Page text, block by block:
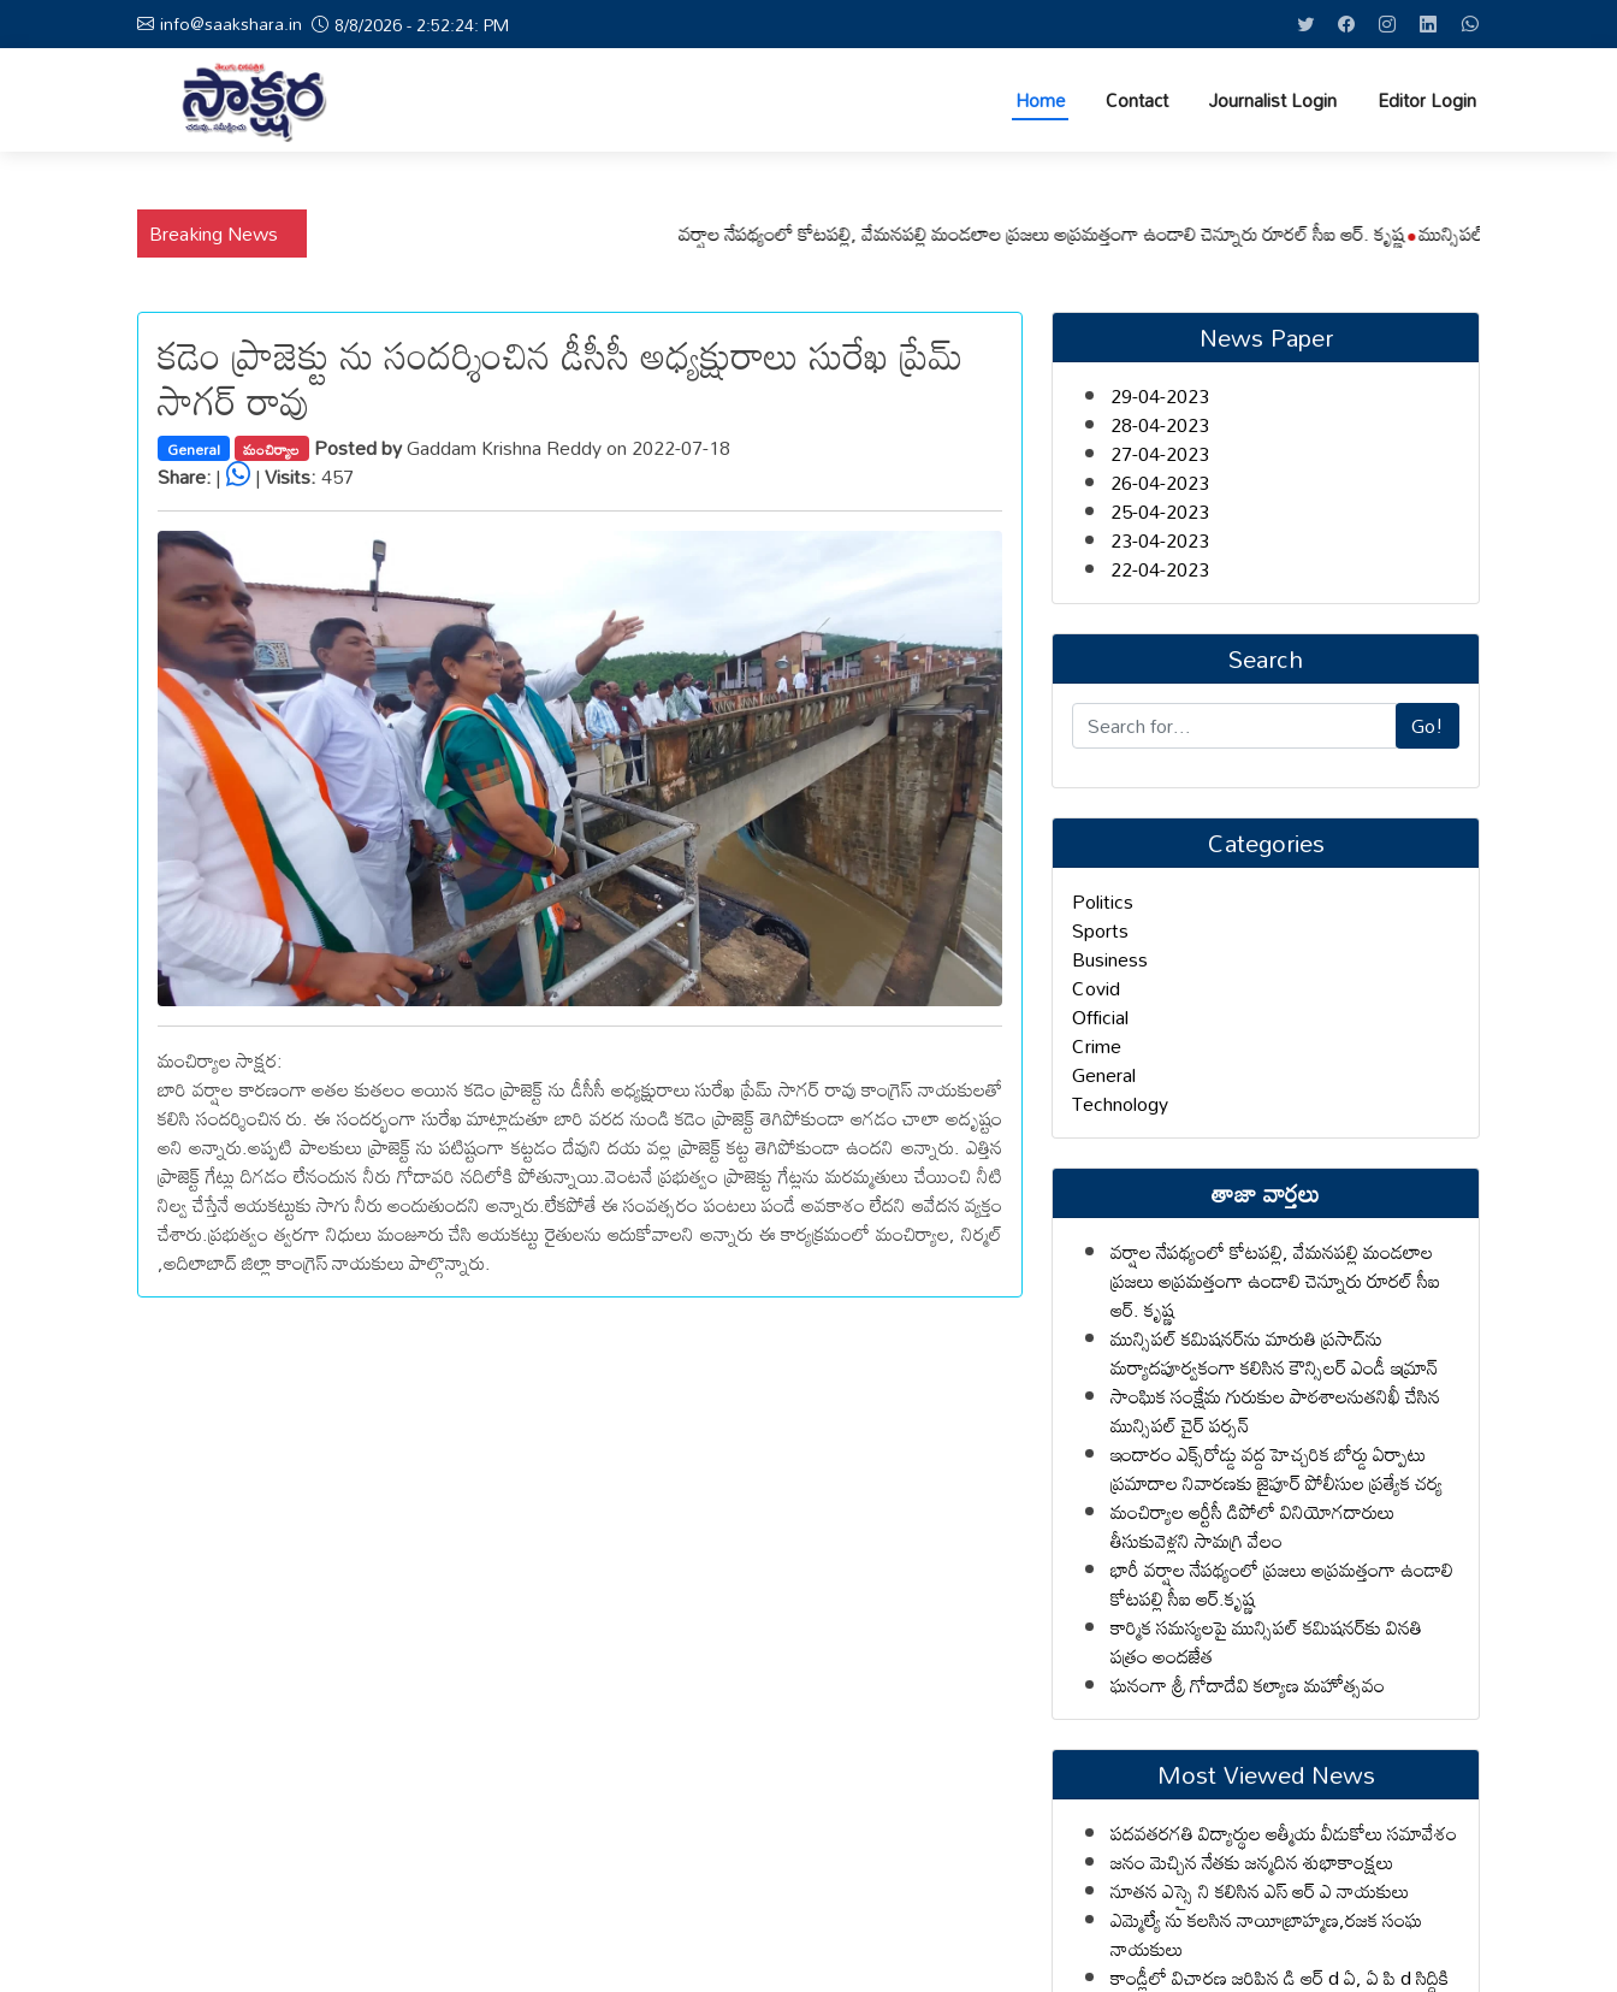
info@saakshara.in 8/8/2026 - 2:52:25: PM
Home Contact Journalist Login Editor Login
Breaking News వర్షాల నేపథ్యంలో కోటపల్లి, వేమనపల్లి మండలాల ప్రజలు అప్రమత్తంగా ఉండాలి చెన్నూరు రూరల్ సీఐ ఆర్. కృష్ణ మున్సిపల్ కమిషనర్‌ను మారుతి
కడెం ప్రాజెక్టు ను సందర్శించిన డీసీసీ అధ్యక్షురాలు సురేఖ ప్రేమ్
సాగర్ రావు
General మంచిర్యాల Posted byGaddam Krishna Reddy on 2022-07-18
Share:| |Visits:457
మంచిర్యాల సాక్షర:
బారి వర్షాల కారణంగా అతల కుతలం అయిన కడెం ప్రాజెక్ట్ ను డీసీసీ అధ్యక్షురాలు సురేఖ ప్రేమ్ సాగర్ రావు కాంగ్రెస్ నాయకులతో
కలిసి సందర్శించిన రు. ఈ సందర్భంగా సురేఖ మాట్లాడుతూ బారి వరద నుండి కడెం ప్రాజెక్ట్ తెగిపోకుండా ఆగడం చాలా అదృష్టం
అని అన్నారు.అప్పటి పాలకులు ప్రాజెక్ట్ ను పటిష్టంగా కట్టడం దేవుని దయ వల్ల ప్రాజెక్ట్ కట్ట తెగిపోకుండా ఉందని అన్నారు. ఎత్తిన
ప్రాజెక్ట్ గేట్లు దిగడం లేనందున నీరు గోదావరి నదిలోకి పోతున్నాయి.వెంటనే ప్రభుత్వం ప్రాజెక్టు గేట్లను మరమ్మతులు చేయించి నీటి
నిల్వ చేస్తేనే ఆయకట్టుకు సాగు నీరు అందుతుందని అన్నారు.లేకపోతే ఈ సంవత్సరం పంటలు పండే అవకాశం లేదని ఆవేదన వ్యక్తం
చేశారు.ప్రభుత్వం త్వరగా నిధులు మంజూరు చేసి ఆయకట్టు రైతులను ఆదుకోవాలని అన్నారు ఈ కార్యక్రమంలో మంచిర్యాల, నిర్మల్
,అదిలాబాద్ జిల్లా కాంగ్రెస్ నాయకులు పాల్గొన్నారు.
News Paper
29-04-2023
28-04-2023
27-04-2023
26-04-2023
25-04-2023
23-04-2023
22-04-2023
Search
Go!
Categories
Politics
Sports
Business
Covid
Official
Crime
General
Technology
తాజా వార్తలు
వర్షాల నేపథ్యంలో కోటపల్లి, వేమనపల్లి మండలాల
ప్రజలు అప్రమత్తంగా ఉండాలి చెన్నూరు రూరల్ సీఐ
ఆర్. కృష్ణ
మున్సిపల్ కమిషనర్‌ను మారుతి ప్రసాద్‌ను
మర్యాదపూర్వకంగా కలిసిన కౌన్సిలర్ ఎండీ ఇమ్రాన్ ​
సాంఘిక సంక్షేమ గురుకుల పాఠశాలనుతనిఖీ చేసిన
మున్సిపల్ చైర్ పర్సన్
ఇందారం ఎక్స్‌రోడ్డు వద్ద హెచ్చరిక బోర్డు ఏర్పాటు
ప్రమాదాల నివారణకు జైపూర్ పోలీసుల ప్రత్యేక చర్య
మంచిర్యాల ఆర్టీసీ డిపోలో వినియోగదారులు
తీసుకువెళ్లని సామగ్రి వేలం
భారీ వర్షాల నేపథ్యంలో ప్రజలు అప్రమత్తంగా ఉండాలి
కోటపల్లి సీఐ ఆర్.కృష్ణ
కార్మిక సమస్యలపై మున్సిపల్ కమిషనర్‌కు వినతి
పత్రం అందజేత
ఘనంగా శ్రీ గోదాదేవి కల్యాణ మహోత్సవం
Most Viewed News
పదవతరగతి విద్యార్థుల ఆత్మీయ వీడుకోలు సమావేశం
జనం మెచ్చిన నేతకు జన్మదిన శుభాకాంక్షలు
నూతన ఎస్సై ని కలిసిన ఎస్ ఆర్ ఎ నాయకులు
ఎమ్మెల్యే ను కలసిన నాయీబ్రాహ్మణ,రజక సంఘ
నాయకులు
కాండ్లీలో విచారణ జరిపిన డి ఆర్ d ఏ, ఏ పి d సిద్ధికి